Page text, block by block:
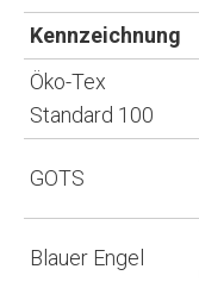
Kennzeichnung
Öko-Tex
Standard 100
GOTS
Blauer Engel